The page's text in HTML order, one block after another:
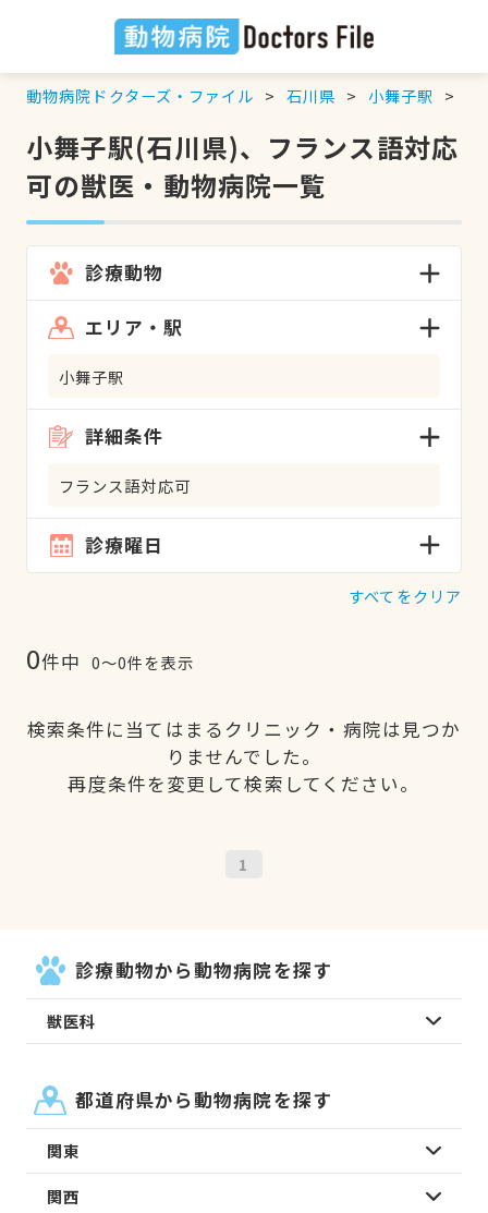
動物病院ドクターズ・ファイル 石川県 小舞子駅
小舞子駅(石川県)、フランス語対応
可の獣医・動物病院一覧
診療動物
エリア・駅
小舞子駅
詳細条件
フランス語対応可
診療曜日
すべてをクリア
0件中 0〜0件を表示
検索条件に当てはまるクリニック・病院は見つか
りませんでした。
再度条件を変更して検索してください。
1
診療動物から動物病院を探す
獣医科
都道府県から動物病院を探す
関東
関西